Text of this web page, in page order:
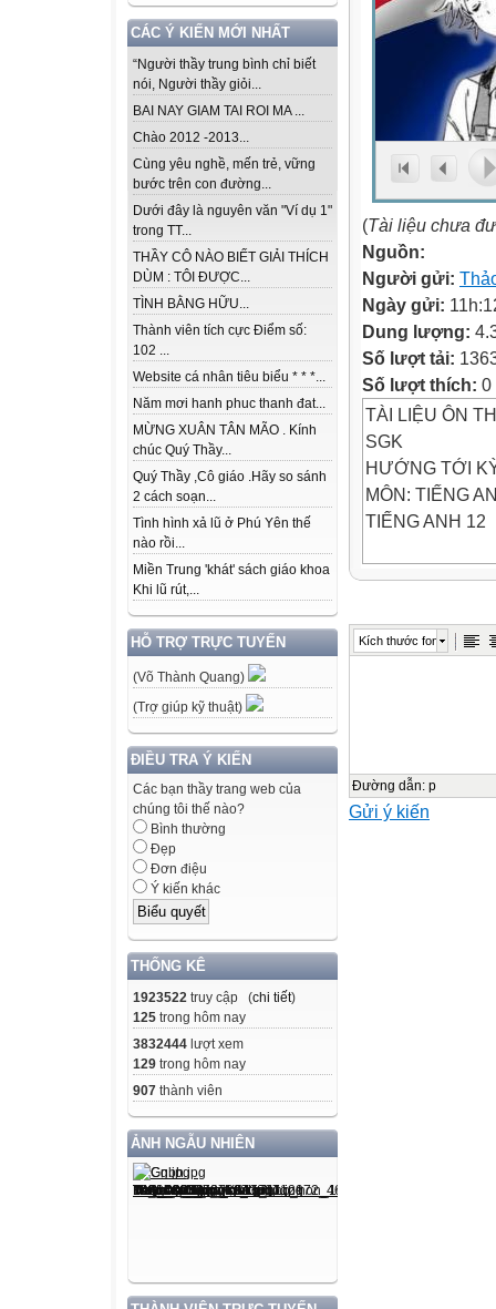
CÁC Ý KIẾN MỚI NHẤT
“Người thầy trung bình chỉ biết
nói, Người thầy giỏi...
BAI NAY GIAM TAI ROI MA ...
Chào 2012 -2013...
Cùng yêu nghề, mến trẻ, vững
bước trên con đường...
Dưới đây là nguyên văn "Ví dụ 1"
trong TT...
THẦY CÔ NÀO BIẾT GIẢI THÍCH
DÙM : TÔI ĐƯỢC...
TÌNH BẰNG HỮU...
Thành viên tích cực Điểm số:
102 ...
Website cá nhân tiêu biểu * * *...
Năm mơi hanh phuc thanh đat...
MỪNG XUÂN TÂN MÃO . Kính
chúc Quý Thầy...
Quý Thầy ,Cô giáo .Hãy so sánh
2 cách soạn...
Tình hình xả lũ ở Phú Yên thế
nào rồi...
Miền Trung 'khát' sách giáo khoa
Khi lũ rút,...
HỖ TRỢ TRỰC TUYẾN
(Võ Thành Quang)
(Trợ giúp kỹ thuật)
ĐIỀU TRA Ý KIẾN
Các bạn thầy trang web của
chúng tôi thế nào?
Bình thường
Đẹp
Đơn điệu
Ý kiến khác
THỐNG KÊ
1923522 truy cập (chi tiết)
125 trong hôm nay
3832444 lượt xem
129 trong hôm nay
907 thành viên
ẢNH NGẪU NHIÊN
(Tài liệu chưa
Nguồn:
Người gửi:
Ngày gửi:
Dung lượng:
Số lượt tải:
Số lượt thích: 0
TÀI LIỆU ÔN
SGK
HƯỚNG TỚI
MÔN: TIẾNG
TIẾNG ANH 12
( QUẢNG CÁO
THPTQG2025
sheet to
blanks
Kích thước font
Đường dẫn: p
Gửi ý kiến